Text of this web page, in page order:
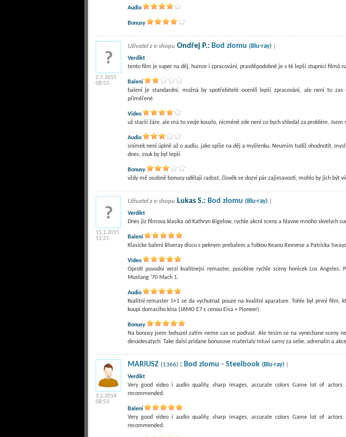
Audio
Bonusy
2.5.2015
08:53
Uživatel z e-shopu Ondřej P.: Bod zlomu (Blu-ray)|
Verdikt
tento film je super na děj, humor i zpracování, pravděpodobně je v té lepší stupnici filmů
Balení
balení je standardní, možná by spotřebitelé ocenili lepší zpracování, ale není to
přiměřené
Video
už starší žánr, ale má to svoje kouzlo, nicméně zde není co bych shledal za problém. Jsem
Audio
snímek není úplně až o audiu, jako spíše na děj a myšlenku. Neumím tudíž ohodnotit,
dnes, zvuk by byl lepší
Bonusy
vždy mě osobně bonusy udělají radost, člověk se dozví pár zajímavostí, mohlo by jich být
15.1.2015
11:21
Uživatel z e-shopu Lukas S.: Bod zlomu (Blu-ray)|
Verdikt
Dnes jiz filmova klasika od Kathryn Bigelow, rychle akcni sceny a hlavne mnoho skvelych
Balení
Klasicke baleni Blueray discu s peknym prebalem a fotkou Keanu Reevese a Patricka
Video
Oproti puvodni verzi kvalitnejsi remaster, pusobive rychle sceny honicek Los Angeles.
Mustang '70 Mach 1.
Audio
Kvalitni remaster 5+1 se da vychutnat pouze na kvalitni aparature. Tohle byl prvni film,
koupi domaciho kina (JAMO E7 s cenou Eisa + Pioneer).
Bonusy
Na bonusy jsem bohuzel zatim neme cas se podivat. Ale tesim se na vynechane sceny
devadesatych. Take dalsi pridane bonusove materialy mluvi samy za sebe, adrenalin a
3.2.2014
08:53
MARIUSZ (1366) : Bod zlomu - Steelbook (Blu-ray)|
Verdikt
Very good video i audio quality, sharp images, accurate colors Game lot of
recommended.
Balení
Very good video i audio quality, sharp images, accurate colors Game lot of
recommended.